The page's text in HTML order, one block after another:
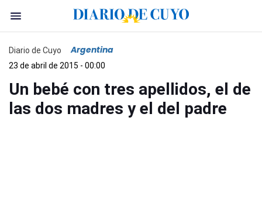
Diario de Cuyo Argentina
23 de abril de 2015 - 00:00
Un bebé con tres apellidos, el de
las dos madres y el del padre